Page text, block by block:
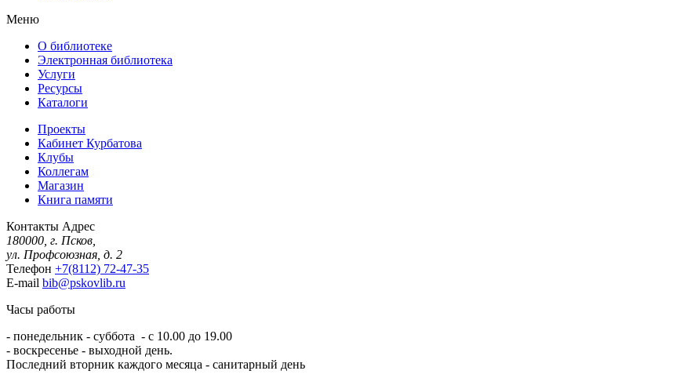
Меню
О библиотеке
Электронная библиотека
Услуги
Ресурсы
Каталоги
Проекты
Кабинет Курбатова
Клубы
Коллегам
Магазин
Книга памяти
Контакты Адрес
180000, г. Псков,
ул. Профсоюзная, д. 2
Телефон +7(8112) 72-47-35
E-mail bib@pskovlib.ru
Часы работы
- понедельник - суббота - с 10.00 до 19.00
- воскресенье - выходной день.
Последний вторник каждого месяца - санитарный день